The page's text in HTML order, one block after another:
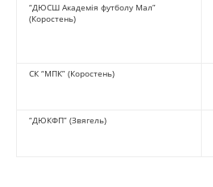
“ДЮСШ Академія футболу Мал”
(Коростень)
СК “МПК” (Коростень)
“ДЮКФП” (Звягель)